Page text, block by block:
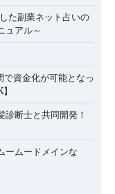
た副業ネット占いの
ュアル～
資金化が可能となっ
診断士と共同開発！
ームードメインな